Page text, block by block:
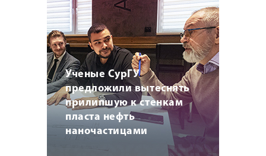
Ученые СурГУ
предложили вытеснять
прилипшую к стенкам
пласта нефть
наночастицами